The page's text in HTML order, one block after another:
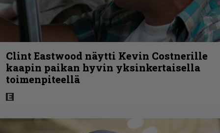
Clint Eastwood näytti Kevin Costnerille
kaapin paikan hyvin yksinkertaisella
toimenpiteellä